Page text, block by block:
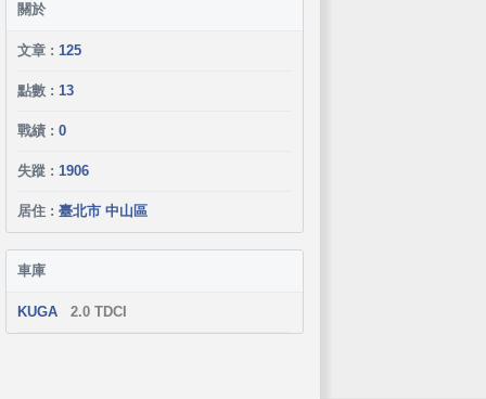
關於
文章 : 125
點數 : 13
戰績 : 0
失蹤 : 1906
居住 : 臺北市 中山區
車庫
KUGA 2.0 TDCI